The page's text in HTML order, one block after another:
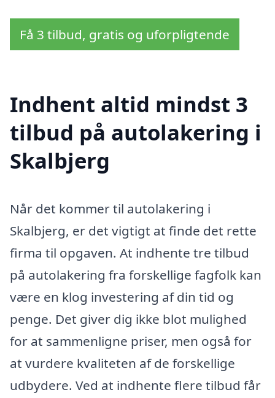
Få 3 tilbud, gratis og uforpligtende
Indhent altid mindst 3
tilbud på autolakering i
Skalbjerg
Når det kommer til autolakering i
Skalbjerg, er det vigtigt at finde det rette
firma til opgaven. At indhente tre tilbud
på autolakering fra forskellige fagfolk kan
være en klog investering af din tid og
penge. Det giver dig ikke blot mulighed
for at sammenligne priser, men også for
at vurdere kvaliteten af de forskellige
udbydere. Ved at indhente flere tilbud får